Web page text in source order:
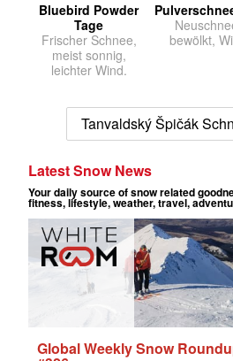
Bluebird Powder
Tage
Frischer Schnee,
meist sonnig,
leichter Wind.
bewölkt,
Tanvaldský Špičák